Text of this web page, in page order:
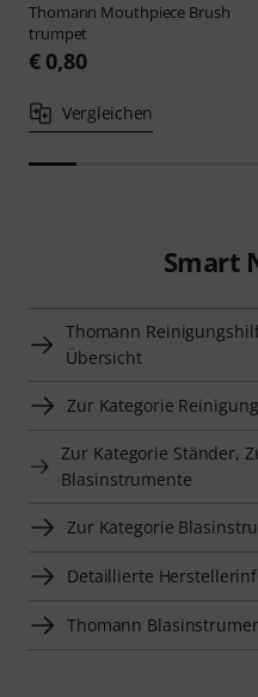
Thomann Mouthpiece Brush
trumpet
€ 0,80
Vergleichen
Smart
Thomann
Übersicht
Zur Kategorie
Zur Kategorie Ständer,
Blasinstrumente
Zur Kategorie
Detaillierte
Thomann